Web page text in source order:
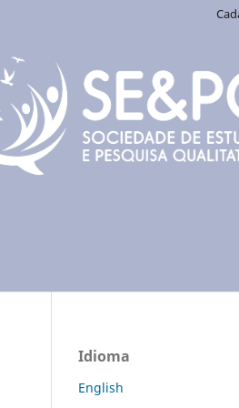
Idioma
English